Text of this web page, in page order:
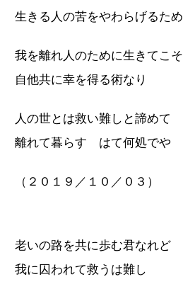
生きる人の苦をやわらげるため
我を離れ人のために生きてこそ
自他共に幸を得る術なり
人の世とは救い難しと諦めて
離れて暮らす はて何処でや
（２０１９／１０／０３）
老いの路を共に歩む君なれど
我に囚われて救うは難し